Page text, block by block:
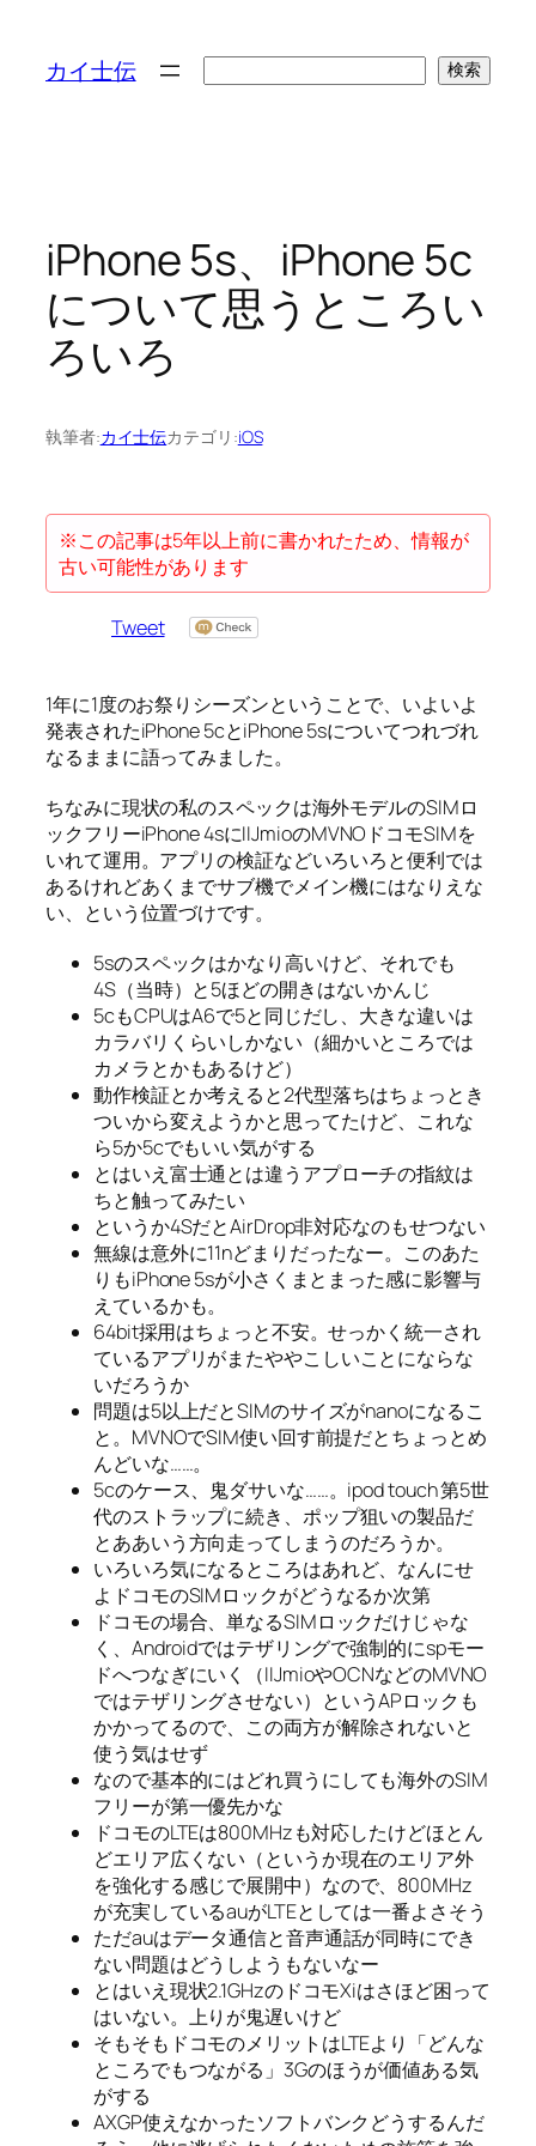
カイ士伝 検索
iPhone 5s、iPhone 5c
について思うところい
ろいろ
執筆者:カイ士伝カテゴリ:iOS
※この記事は5年以上前に書かれたため、情報が
古い可能性があります
Tweet
1年に1度のお祭りシーズンということで、いよいよ
発表されたiPhone 5cとiPhone 5sについてつれづれ
なるままに語ってみました。
ちなみに現状の私のスペックは海外モデルのSIMロ
ックフリーiPhone 4sにIIJmioのMVNOドコモSIMを
いれて運用。アプリの検証などいろいろと便利では
あるけれどあくまでサブ機でメイン機にはなりえな
い、という位置づけです。
5sのスペックはかなり高いけど、それでも
4S（当時）と5ほどの開きはないかんじ
5cもCPUはA6で5と同じだし、大きな違いは
カラバリくらいしかない（細かいところでは
カメラとかもあるけど）
動作検証とか考えると2代型落ちはちょっとき
ついから変えようかと思ってたけど、これな
ら5か5cでもいい気がする
とはいえ富士通とは違うアプローチの指紋は
ちと触ってみたい
というか4SだとAirDrop非対応なのもせつない
無線は意外に11nどまりだったなー。このあた
りもiPhone 5sが小さくまとまった感に影響与
えているかも。
64bit採用はちょっと不安。せっかく統一され
ているアプリがまたややこしいことにならな
いだろうか
問題は5以上だとSIMのサイズがnanoになるこ
と。MVNOでSIM使い回す前提だとちょっとめ
んどいな……。
5cのケース、鬼ダサいな……。ipod touch 第5世
代のストラップに続き、ポップ狙いの製品だ
とああいう方向走ってしまうのだろうか。
いろいろ気になるところはあれど、なんにせ
よドコモのSIMロックがどうなるか次第
ドコモの場合、単なるSIMロックだけじゃな
く、Androidではテザリングで強制的にspモー
ドへつなぎにいく（IIJmioやOCNなどのMVNO
ではテザリングさせない）というAPロックも
かかってるので、この両方が解除されないと
使う気はせず
なので基本的にはどれ買うにしても海外のSIM
フリーが第一優先かな
ドコモのLTEは800MHzも対応したけどほとん
どエリア広くない（というか現在のエリア外
を強化する感じで展開中）なので、800MHz
が充実しているauがLTEとしては一番よさそう
ただauはデータ通信と音声通話が同時にでき
ない問題はどうしようもないなー
とはいえ現状2.1GHzのドコモXiはさほど困って
はいない。上りが鬼遅いけど
そもそもドコモのメリットはLTEより「どんな
ところでもつながる」3Gのほうが価値ある気
がする
AXGP使えなかったソフトバンクどうするんだ